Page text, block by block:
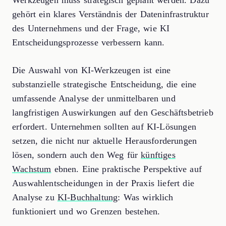
gehört ein klares Verständnis der Dateninfrastruktur
des Unternehmens und der Frage, wie KI
Entscheidungsprozesse verbessern kann.
Die Auswahl von KI-Werkzeugen ist eine
substanzielle strategische Entscheidung, die eine
umfassende Analyse der unmittelbaren und
langfristigen Auswirkungen auf den Geschäftsbetrieb
erfordert. Unternehmen sollten auf KI-Lösungen
setzen, die nicht nur aktuelle Herausforderungen
lösen, sondern auch den Weg fürkünftiges
Wachstum ebnen. Eine praktische Perspektive auf
Auswahlentscheidungen in der Praxis liefert die
Analyse zu KI-Buchhaltung: Was wirklich
funktioniert und wo Grenzen bestehen.